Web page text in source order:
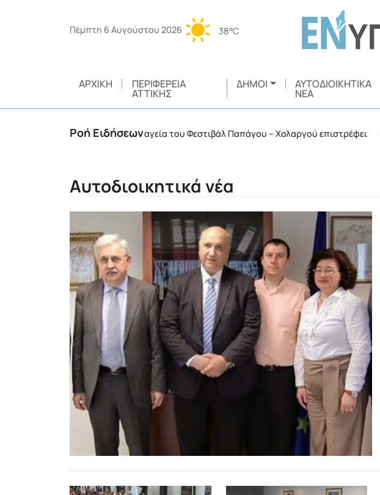
Πέμπτη 6 Αυγούστου 2026 38°C
ΑΡΧΙΚΉ ΠΕΡΙΦΈΡΕΙΑ
ΑΤΤΙΚΉΣ
ΔΉΜΟΙ ΑΥΤΟΔΙΟΙΚΗΤΙΚΆ
ΝΈΑ
Ροή Ειδήσεων
Η μαγεία του Φεστιβάλ Παπάγου – Χολαργού επιστρέφει •
Αυτοδιοικητικά νέα